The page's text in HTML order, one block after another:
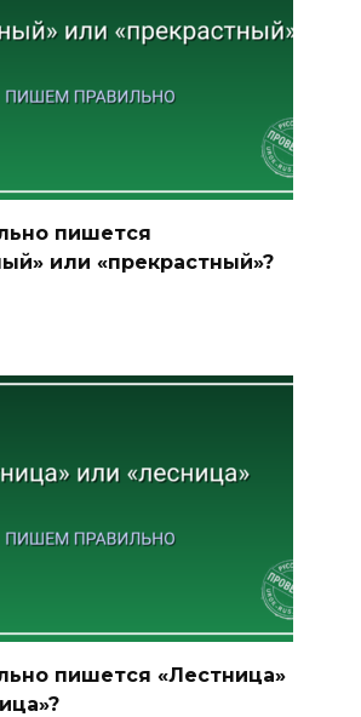
пишется
или «прекрастный»?
пишется «Лестница»